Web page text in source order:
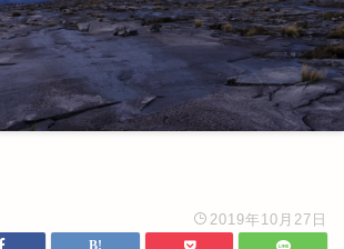
2019年10月27日